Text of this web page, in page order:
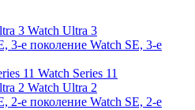
Watch Ultra 3
Watch SE, 3-е
Watch Series 11
Watch Ultra 2
Watch SE, 2-е